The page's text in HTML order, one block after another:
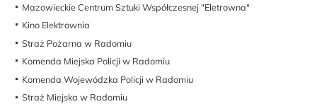
Mazowieckie Centrum Sztuki Współczesnej "Eletrowna"
Kino Elektrownia
Straż Pożarna w Radomiu
Komenda Miejska Policji w Radomiu
Komenda Wojewódzka Policji w Radomiu
Straż Miejska w Radomiu